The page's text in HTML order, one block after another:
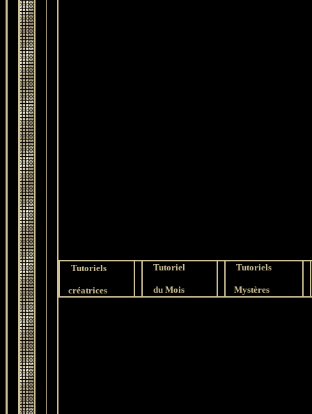
Tutoriels
créatrices
Tutoriel
du Mois
Tutoriels
Mystères